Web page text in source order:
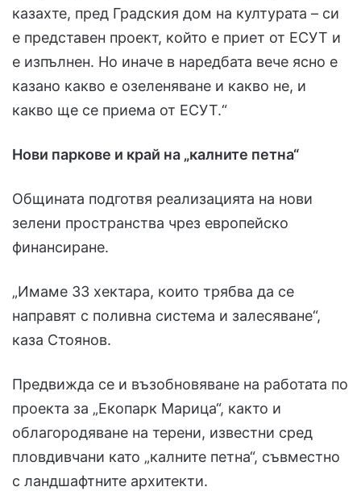
казахте, пред Градския дом на културата – си
е представен проект, който е приет от ЕСУТ и
е изпълнен. Но иначе в наредбата вече ясно е
казано какво е озеленяване и какво не, и
какво ще се приема от ЕСУТ.“
Нови паркове и край на „калните петна“
Общината подготвя реализацията на нови
зелени пространства чрез европейско
финансиране.
„Имаме 33 хектара, които трябва да се
направят с поливна система и залесяване“,
каза Стоянов.
Предвижда се и възобновяване на работата по
проекта за „Екопарк Марица“, както и
облагородяване на терени, известни сред
пловдивчани като „калните петна“, съвместно
с ландшафтните архитекти.